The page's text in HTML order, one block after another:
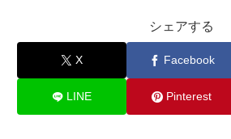
シェアする
X Facebook
LINE Pinterest